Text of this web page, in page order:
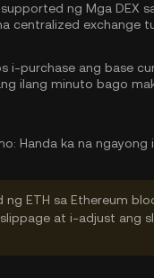
ng Mga DEX
centralized exchange
i-purchase ang base
ilang minuto bago
Handa ka na ngayong
ETH sa Ethereum
at i-adjust ang